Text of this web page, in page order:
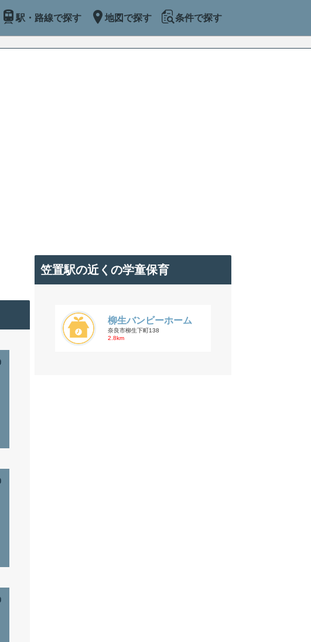
駅・路線で探す 地図で探す 条件で探す
笠置駅の近くの学童保育
柳生バンビーホーム
奈良市柳生下町138
2.8km